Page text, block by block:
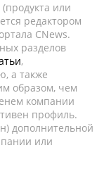
или
редактором
CNews.
разделов
,
а также
образом, чем
компании
профиль.
дополнительной
или